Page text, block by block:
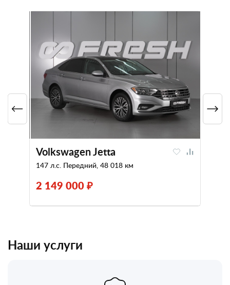
Volkswagen Jetta
147 л.с. Передний, 48 018 км
2 149 000 ₽
Наши услуги